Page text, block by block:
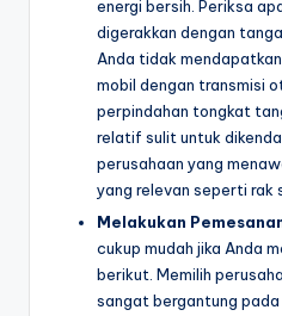
energi bersih. Periksa
digerakkan dengan
Anda tidak
mobil dengan transmisi
perpindahan tongkat
relatif sulit untuk
perusahaan yang
yang relevan seperti rak
Melakukan
cukup mudah jika Anda
berikut. Memilih
sangat bergantung